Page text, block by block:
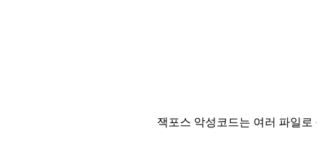
잭포스 악성코드는 여러 파일